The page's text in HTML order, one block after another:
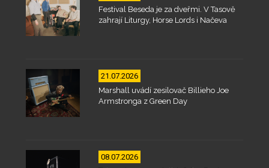
Festival Beseda je za dveřmi. V Tasově
zahrají Liturgy, Horse Lords i Načeva
21.07.2026
Marshall uvádí zesilovač Billieho Joe
Armstronga z Green Day
08.07.2026